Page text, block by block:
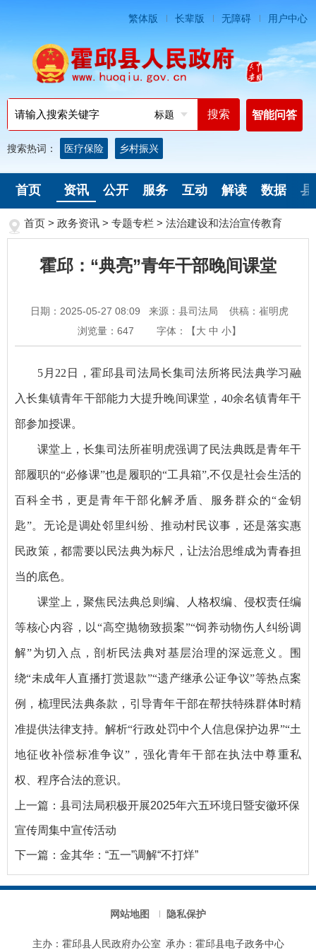
繁体版 长辈版 无障碍 用户中心
标题 智能问答
搜索热词： 医疗保险 乡村振兴
首页 资讯 公开 服务 互动 解读 数据 县
首页 > 政务资讯 > 专题专栏 > 法治建设和法治宣传教育
霍邱：“典亮”青年干部晚间课堂
日期：2025-05-27 08:09 来源：县司法局
供稿：崔明虎
浏览量： 647 字体：【大 中 小】
5月22日，霍邱县司法局长集司法所将民法典学习融
入长集镇青年干部能力大提升晚间课堂，40余名镇青年干
部参加授课。
课堂上，长集司法所崔明虎强调了民法典既是青年干
部履职的“必修课”也是履职的“工具箱”,不仅是社会生活的
百科全书，更是青年干部化解矛盾、服务群众的“金钥
匙”。无论是调处邻里纠纷、推动村民议事，还是落实惠
民政策，都需要以民法典为标尺，让法治思维成为青春担
当的底色。
课堂上，聚焦民法典总则编、人格权编、侵权责任编
等核心内容，以“高空抛物致损案”“饲养动物伤人纠纷调
解”为切入点，剖析民法典对基层治理的深远意义。围
绕“未成年人直播打赏退款”“遗产继承公证争议”等热点案
例，梳理民法典条款，引导青年干部在帮扶特殊群体时精
准提供法律支持。解析“行政处罚中个人信息保护边界”“土
地征收补偿标准争议”，强化青年干部在执法中尊重私
权、程序合法的意识。
上一篇： 县司法局积极开展2025年六五环境日暨安徽环保
宣传周集中宣传活动
下一篇： 金其华：“五一”调解“不打烊”
网站地图 隐私保护
主办：霍邱县人民政府办公室 承办：霍邱县电子政务中心